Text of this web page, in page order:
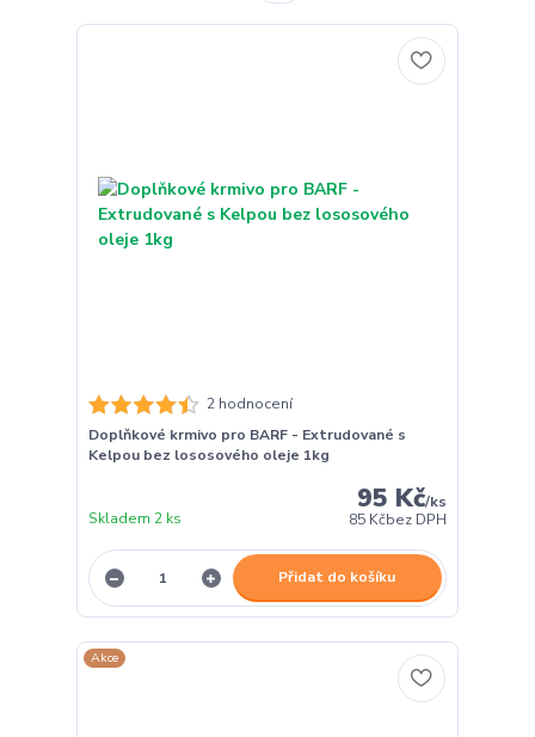
2 hodnocení
Doplňkové krmivo pro BARF - Extrudované s
Kelpou bez lososového oleje 1kg
95 Kč/ks
85 Kčbez DPH
Skladem 2 ks
Přidat do košíku
Akce